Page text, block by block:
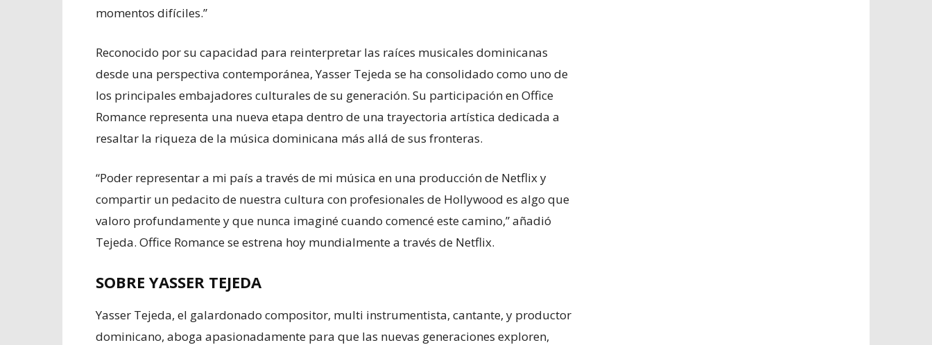
momentos difíciles.”
Reconocido por su capacidad para reinterpretar las raíces musicales dominicanas
desde una perspectiva contemporánea, Yasser Tejeda se ha consolidado como uno de
los principales embajadores culturales de su generación. Su participación en Office
Romance representa una nueva etapa dentro de una trayectoria artística dedicada a
resaltar la riqueza de la música dominicana más allá de sus fronteras.
“Poder representar a mi país a través de mi música en una producción de Netflix y
compartir un pedacito de nuestra cultura con profesionales de Hollywood es algo que
valoro profundamente y que nunca imaginé cuando comencé este camino,” añadió
Tejeda. Office Romance se estrena hoy mundialmente a través de Netflix.
SOBRE YASSER TEJEDA
Yasser Tejeda, el galardonado compositor, multi instrumentista, cantante, y productor
dominicano, aboga apasionadamente para que las nuevas generaciones exploren,